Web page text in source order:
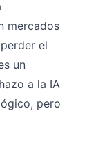
mercados
el
un
a la IA
pero